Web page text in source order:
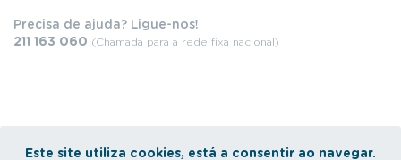
Precisa de ajuda? Ligue-nos!
211 163 060 (Chamada para a rede fixa nacional)
Este site utiliza cookies, está a consentir ao navegar.